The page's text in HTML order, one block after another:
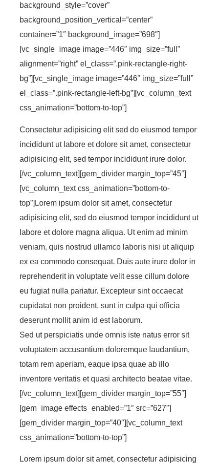
background_style=”cover”
background_position_vertical=”center”
container=”1″ background_image=”698″]
[vc_single_image image=”446″ img_size=”full”
alignment=”right” el_class=”.pink-rectangle-right-
bg”][vc_single_image image=”446″ img_size=”full”
el_class=”.pink-rectangle-left-bg”][vc_column_text
css_animation=”bottom-to-top”]
Consectetur adipisicing elit sed do eiusmod tempor
incididunt ut labore et dolore sit amet, consectetur
adipisicing elit, sed tempor incididunt irure dolor.
[/vc_column_text][gem_divider margin_top=”45″]
[vc_column_text css_animation=”bottom-to-
top”]Lorem ipsum dolor sit amet, consectetur
adipisicing elit, sed do eiusmod tempor incididunt ut
labore et dolore magna aliqua. Ut enim ad minim
veniam, quis nostrud ullamco laboris nisi ut aliquip
ex ea commodo consequat. Duis aute irure dolor in
reprehenderit in voluptate velit esse cillum dolore
eu fugiat nulla pariatur. Excepteur sint occaecat
cupidatat non proident, sunt in culpa qui officia
deserunt mollit anim id est laborum.
Sed ut perspiciatis unde omnis iste natus error sit
voluptatem accusantium doloremque laudantium,
totam rem aperiam, eaque ipsa quae ab illo
inventore veritatis et quasi architecto beatae vitae.
[/vc_column_text][gem_divider margin_top=”55″]
[gem_image effects_enabled=”1″ src=”627″]
[gem_divider margin_top=”40″][vc_column_text
css_animation=”bottom-to-top”]
Lorem ipsum dolor sit amet, consectetur adipisicing